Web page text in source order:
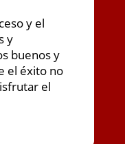
y el
y
buenos y
el éxito no
el